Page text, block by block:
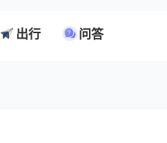
出行 问答